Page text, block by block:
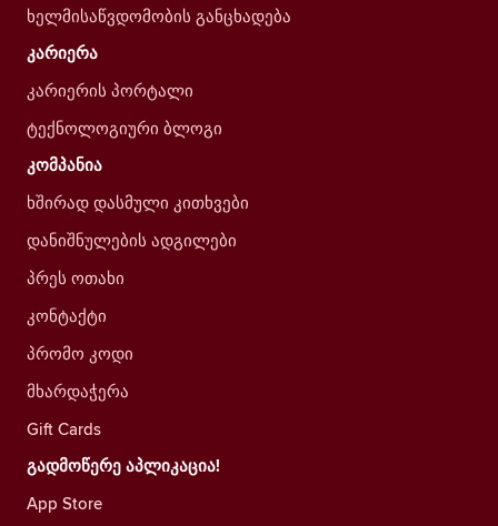
ხელმისაწვდომობის განცხადება
კარიერა
კარიერის პორტალი
ტექნოლოგიური ბლოგი
კომპანია
ხშირად დასმული კითხვები
დანიშნულების ადგილები
პრეს ოთახი
კონტაქტი
პრომო კოდი
მხარდაჭერა
Gift Cards
გადმოწერე აპლიკაცია!
App Store